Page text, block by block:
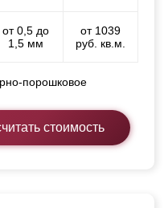
от 0,5 до
1,5 мм
от 1039
руб. кв.м.
порошковое
стоимость